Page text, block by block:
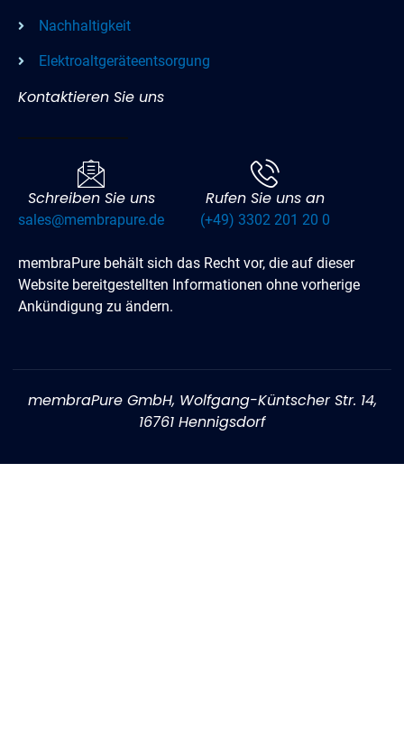
Nachhaltigkeit
Elektroaltgeräteentsorgung
Kontaktieren Sie uns
Schreiben Sie uns
sales@membrapure.de
Rufen Sie uns an
(+49) 3302 201 20 0
membraPure behält sich das Recht vor, die auf dieser
Website bereitgestellten Informationen ohne vorherige
Ankündigung zu ändern.
membraPure GmbH, Wolfgang-Küntscher Str. 14,
16761 Hennigsdorf